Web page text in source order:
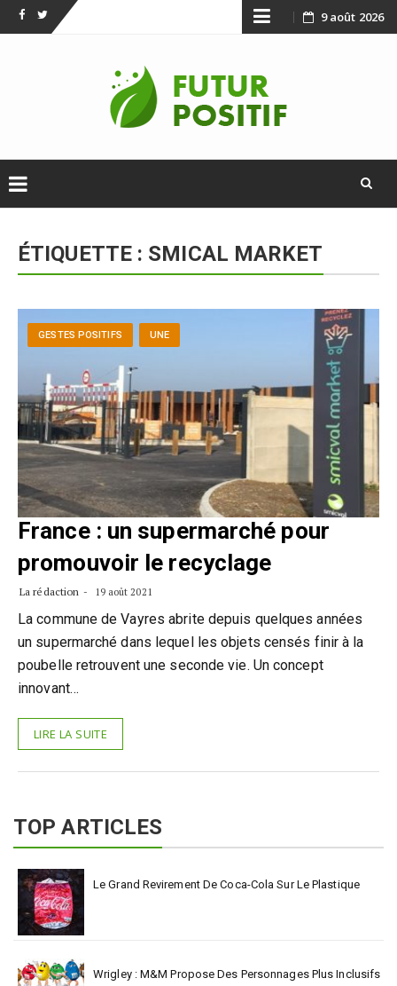
FacebookTwitter Skip
content
9 août 2026
contentÉTIQUETTE : SMICAL MARKET
GESTES POSITIFS UNE
France : un supermarché pour
promouvoir le recyclage
La rédaction 19 août 2021
La commune de Vayres abrite depuis quelques années
un supermarché dans lequel les objets censés finir à la
poubelle retrouvent une seconde vie. Un concept
innovant…
LIRE LA SUITE
TOP ARTICLES
Le Grand Revirement De Coca-Cola Sur Le Plastique
Wrigley : M&M Propose Des Personnages Plus Inclusifs